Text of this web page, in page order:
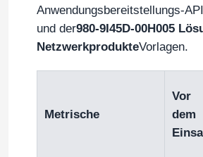
Qualitätskontrolle
Neuigkeiten
Anwendungsbereitstellungs-
und der980-9I45D-00H005
NetzwerkprodukteVorlagen.
Metrische
Vor
dem